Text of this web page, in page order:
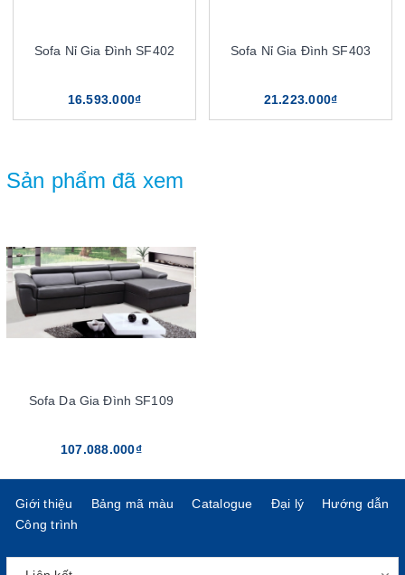
Sofa Nỉ Gia Đình SF402
16.593.000₫
Sofa Nỉ Gia Đình SF403
21.223.000₫
Sản phẩm đã xem
Sofa Da Gia Đình SF109
107.088.000₫
Giới thiệu Bảng mã màu Catalogue Đại lý
Hướng dẫn
Công trình